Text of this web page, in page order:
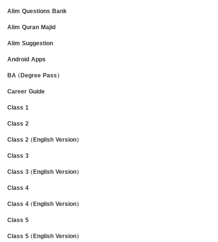
Alim Questions Bank
Alim Quran Majid
Alim Suggestion
Android Apps
BA (Degree Pass)
Career Guide
Class 1
Class 2
Class 2 (English Version)
Class 3
Class 3 (English Version)
Class 4
Class 4 (English Version)
Class 5
Class 5 (English Version)